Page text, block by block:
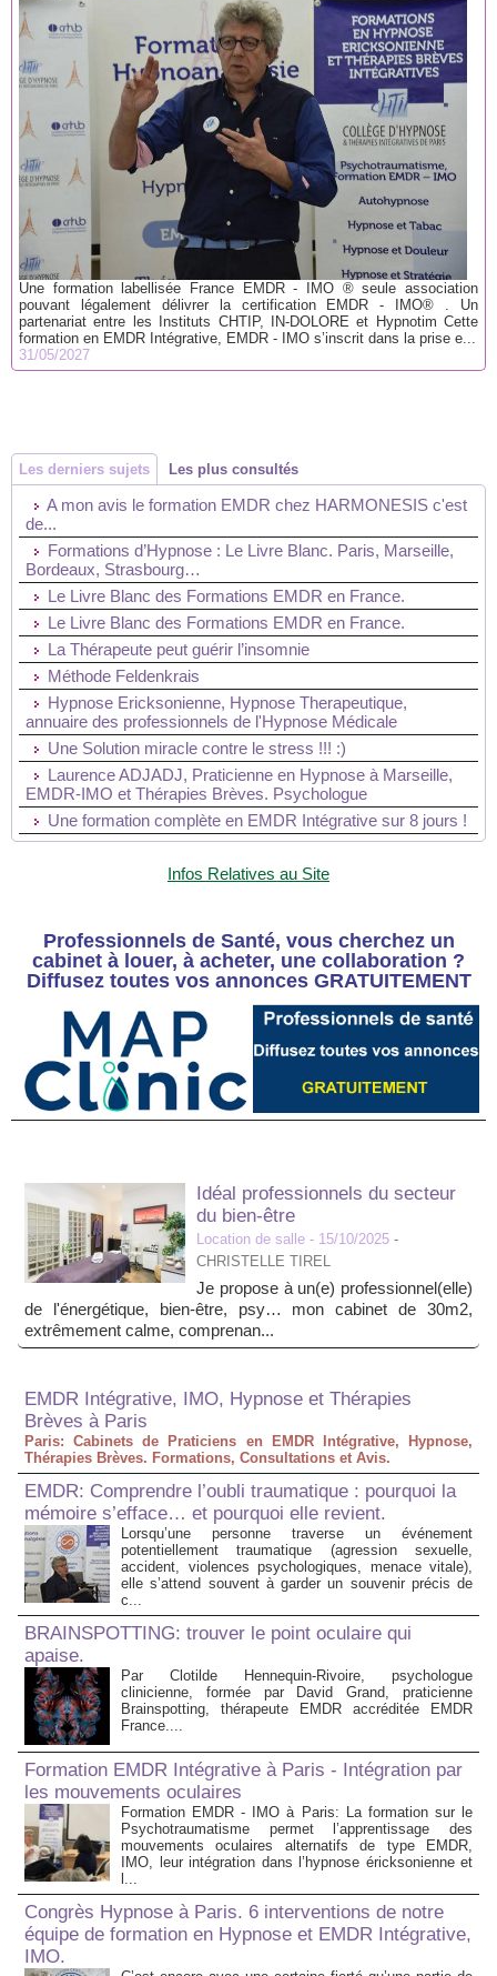
Une formation labellisée France EMDR - IMO ® seule association
pouvant légalement délivrer la certification EMDR - IMO® . Un
partenariat entre les Instituts CHTIP, IN-DOLORE et Hypnotim Cette
formation en EMDR Intégrative, EMDR - IMO s’inscrit dans la prise e...
31/05/2027
Les derniers sujets Les plus consultés
A mon avis le formation EMDR chez HARMONESIS c'est
de...
Formations d’Hypnose : Le Livre Blanc. Paris, Marseille,
Bordeaux, Strasbourg…
Le Livre Blanc des Formations EMDR en France.
Le Livre Blanc des Formations EMDR en France.
La Thérapeute peut guérir l’insomnie
Méthode Feldenkrais
Hypnose Ericksonienne, Hypnose Therapeutique,
annuaire des professionnels de l'Hypnose Médicale
Une Solution miracle contre le stress !!! :)
Laurence ADJADJ, Praticienne en Hypnose à Marseille,
EMDR-IMO et Thérapies Brèves. Psychologue
Une formation complète en EMDR Intégrative sur 8 jours !
Infos Relatives au Site
Professionnels de Santé, vous cherchez un
cabinet à louer, à acheter, une collaboration ?
Diffusez toutes vos annonces GRATUITEMENT
Idéal professionnels du secteur
du bien-être
Location de salle - 15/10/2025 -
CHRISTELLE TIREL
Je propose à un(e) professionnel(elle)
de l'énergétique, bien-être, psy… mon cabinet de 30m2,
extrêmement calme, comprenan...
EMDR Intégrative, IMO, Hypnose et Thérapies
Brèves à Paris
Paris: Cabinets de Praticiens en EMDR Intégrative, Hypnose,
Thérapies Brèves. Formations, Consultations et Avis.
EMDR: Comprendre l’oubli traumatique : pourquoi la
mémoire s’efface… et pourquoi elle revient.
Lorsqu’une personne traverse un événement
potentiellement traumatique (agression sexuelle,
accident, violences psychologiques, menace vitale),
elle s’attend souvent à garder un souvenir précis de
c...
BRAINSPOTTING: trouver le point oculaire qui
apaise.
Par Clotilde Hennequin-Rivoire, psychologue
clinicienne, formée par David Grand, praticienne
Brainspotting, thérapeute EMDR accréditée EMDR
France....
Formation EMDR Intégrative à Paris - Intégration par
les mouvements oculaires
Formation EMDR - IMO à Paris: La formation sur le
Psychotraumatisme permet l’apprentissage des
mouvements oculaires alternatifs de type EMDR,
IMO, leur intégration dans l’hypnose éricksonienne et
l...
Congrès Hypnose à Paris. 6 interventions de notre
équipe de formation en Hypnose et EMDR Intégrative,
IMO.